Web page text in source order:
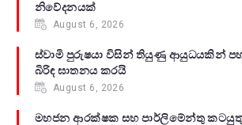
නිවේදනයක්
August 6, 2026
ස්වාමි පුරුෂයා විසින් තියුණු ආයුධයකින්
බිරිඳ ඝාතනය කරයි
August 6, 2026
මහජන ආරක්ෂක සහ පාර්ලිමේන්තු